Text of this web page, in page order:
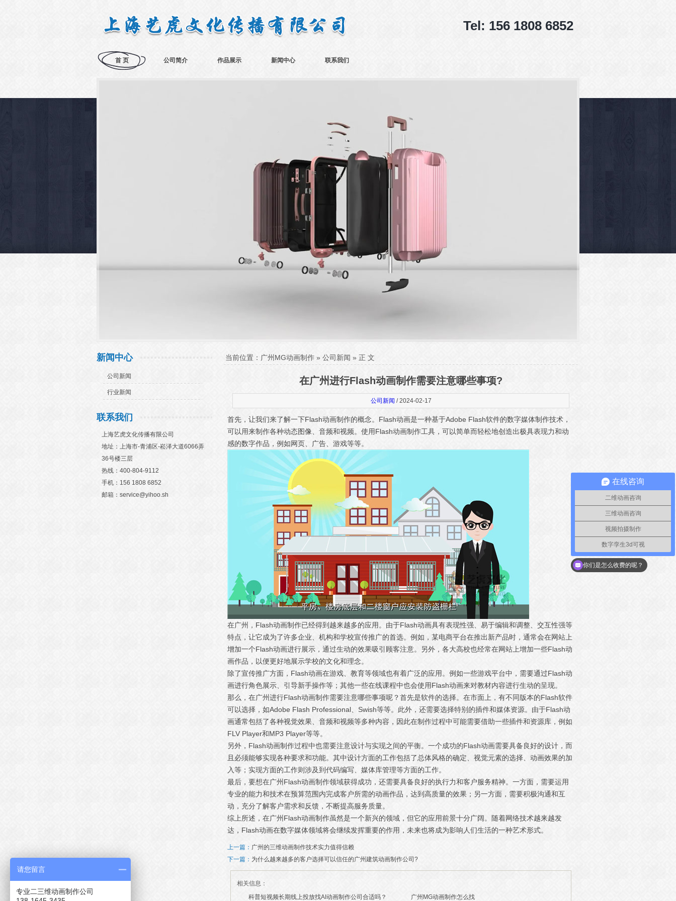
Tel: 156 1808 6852
首 页 公司简介 作品展示 新闻中心 联系我们
新闻中心
公司新闻
行业新闻
联系我们
上海艺虎文化传播有限公司
地址：上海市-青浦区-崧泽大道6066弄
36号楼三层
热线：400-804-9112
手机：156 1808 6852
邮箱：service@yihoo.sh
当前位置： 广州MG动画制作 » 公司新闻 » 正 文
在广州进行Flash动画制作需要注意哪些事项?
公司新闻 / 2024-02-17
首先，让我们来了解一下Flash动画制作的概念。Flash动画是一种基于Adobe Flash软件的数字媒体制作技术，
可以用来制作各种动态图像、音频和视频。使用Flash动画制作工具，可以简单而轻松地创造出极具表现力和动
感的数字作品，例如网页、广告、游戏等等。
在广州，Flash动画制作已经得到越来越多的应用。由于Flash动画具有表现性强、易于编辑和调整、交互性强等
特点，让它成为了许多企业、机构和学校宣传推广的首选。例如，某电商平台在推出新产品时，通常会在网站上
增加一个Flash动画进行展示，通过生动的效果吸引顾客注意。另外，各大高校也经常在网站上增加一些Flash动
画作品，以便更好地展示学校的文化和理念。
除了宣传推广方面，Flash动画在游戏、教育等领域也有着广泛的应用。例如一些游戏平台中，需要通过Flash动
画进行角色展示、引导新手操作等；其他一些在线课程中也会使用Flash动画来对教材内容进行生动的呈现。
那么，在广州进行Flash动画制作需要注意哪些事项呢？首先是软件的选择。在市面上，有不同版本的Flash软件
可以选择，如Adobe Flash Professional、Swish等等。此外，还需要选择特别的插件和媒体资源。由于Flash动
画通常包括了各种视觉效果、音频和视频等多种内容，因此在制作过程中可能需要借助一些插件和资源库，例如
FLV Player和MP3 Player等等。
另外，Flash动画制作过程中也需要注意设计与实现之间的平衡。一个成功的Flash动画需要具备良好的设计，而
且必须能够实现各种要求和功能。其中设计方面的工作包括了总体风格的确定、视觉元素的选择、动画效果的加
入等；实现方面的工作则涉及到代码编写、媒体库管理等方面的工作。
最后，要想在广州Flash动画制作领域获得成功，还需要具备良好的执行力和客户服务精神。一方面，需要运用
专业的能力和技术在预算范围内完成客户所需的动画作品，达到高质量的效果；另一方面，需要积极沟通和互
动，充分了解客户需求和反馈，不断提高服务质量。
综上所述，在广州Flash动画制作虽然是一个新兴的领域，但它的应用前景十分广阔。随着网络技术越来越发
达，Flash动画在数字媒体领域将会继续发挥重要的作用，未来也将成为影响人们生活的一种艺术形式。
上一篇： 广州的三维动画制作技术实力值得信赖
下一篇： 为什么越来越多的客户选择可以信任的广州建筑动画制作公司?
相关信息：
科普短视频长期线上投放找AI动画制作公司合适吗？
广州MG动画制作怎么找
在线咨询
二维动画咨询
三维动画咨询
视频拍摄制作
数字孪生3d可视
你们是怎么收费的呢？
请您留言
专业二三维动画制作公司